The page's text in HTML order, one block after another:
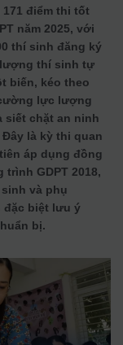
điểm thi tốt
năm 2025, với
thí sinh đăng ký
thí sinh tự
biến, kéo theo
lực lượng
siết chặt an ninh
là kỳ thi quan
áp dụng đồng
trình GDPT 2018,
và phụ
đặc biệt lưu ý
bị.